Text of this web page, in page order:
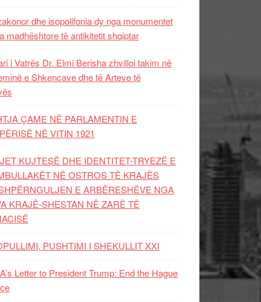
dhe isopolifonia dy nga monumentet
madhështore të antikitetit shqiptar
i Vatrës Dr. Elmi Berisha zhvilloi takim në
e Shkencave dhe të Arteve të
ÇAME NË PARLAMENTIN E
NË VITIN 1921
KUJTESË DHE IDENTITET-TRYEZË E
NË OSTROS TË KRAJËS
E ARBËRESHËVE NGA
KRAJË-SHESTAN NË ZARË TË
PUSHTIMI I SHEKULLIT XXI
Letter to President Trump: End the Hague